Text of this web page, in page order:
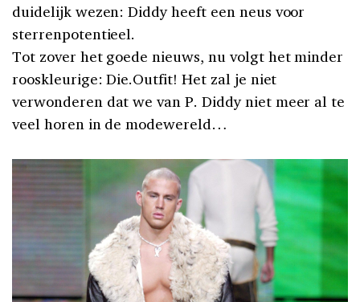
duidelijk wezen: Diddy heeft een neus voor
sterrenpotentieel.
Tot zover het goede nieuws, nu volgt het minder
rooskleurige: Die.Outfit! Het zal je niet
verwonderen dat we van P. Diddy niet meer al te
veel horen in de modewereld…